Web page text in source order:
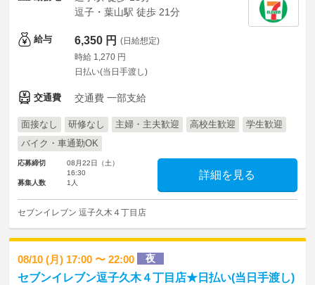
逗子・葉山駅 徒歩 21分
給与 6,350 円 (日給想定)
時給 1,270 円
日払い(当日手渡し)
交通費 交通費 一部支給
面接なし 研修なし 主婦・主夫歓迎 高校生歓迎
学生歓迎
バイク・車通勤OK
応募締切
08月22日（土）
16:30
募集人数
1人
詳細を見る
セブンイレブン 逗子久木４丁目店
08/10 (月) 17:00 〜 22:00 夜
セブンイレブン逗子久木４丁目店★日払い(当日手渡し)